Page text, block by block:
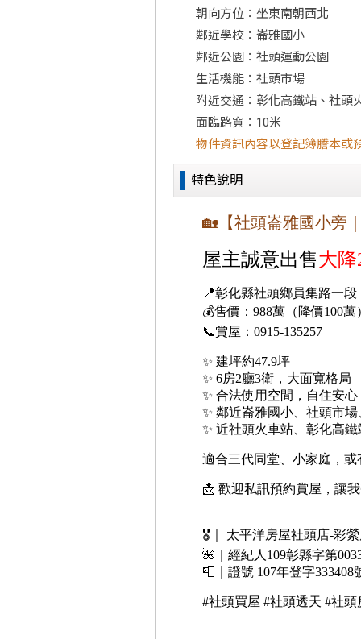
朝向方位：坐東南朝西北
鄰近學校：崙雅國小
鄰近公園：社頭運動公園
生活機能：社頭市場
附近交通：彰化高鐵站、社頭
面臨路寬：10米
物件資訊內容以登記簿謄本或
特色說明